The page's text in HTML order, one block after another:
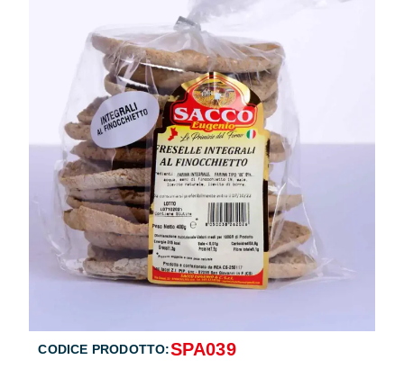
CODICE PRODOTTO:SPA039